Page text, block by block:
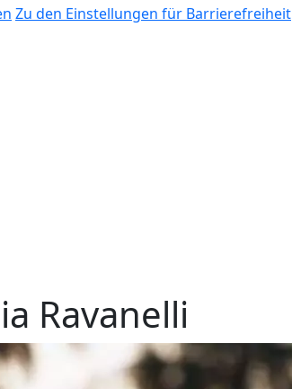
Zu den Einstellungen für Barrierefreiheit
Ravanelli